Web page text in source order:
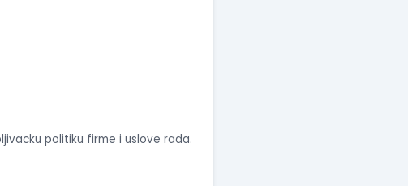
politiku firme i uslove rada.